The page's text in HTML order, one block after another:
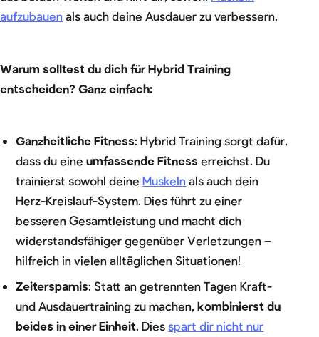
aufzubauen als auch deine Ausdauer zu verbessern.
Warum solltest du dich für Hybrid Training
entscheiden? Ganz einfach:
Ganzheitliche Fitness: Hybrid Training sorgt dafür,
dass du eineumfassende Fitnesserreichst. Du
trainierst sowohl deineMuskeln als auch dein
Herz-Kreislauf-System. Dies führt zu einer
besseren Gesamtleistung und macht dich
widerstandsfähiger gegenüber Verletzungen –
hilfreich in vielen alltäglichen Situationen!
Zeitersparnis: Statt an getrennten Tagen Kraft-
und Ausdauertraining zu machen,kombinierst du
beides in einer Einheit. Dies spart dir nicht nur